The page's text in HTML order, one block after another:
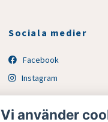
Sociala medier
Facebook
Instagram
Vi använder